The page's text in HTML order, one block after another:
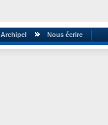
Archipel Nous écrire